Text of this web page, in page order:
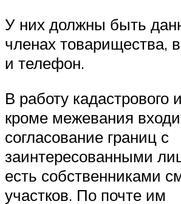
У них должны быть
членах товарищества,
и телефон.
В работу кадастрового
кроме межевания
согласование границ с
заинтересованными
есть собственниками
участков. По почте им